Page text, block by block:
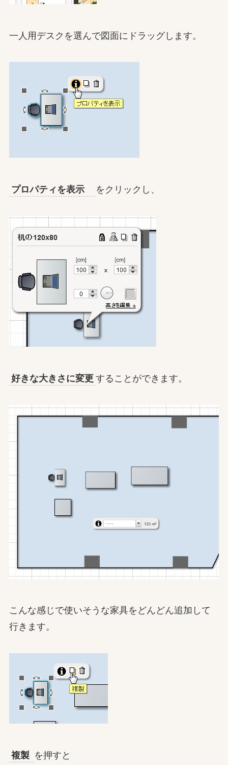
一人用デスクを選んで図面にドラッグします。
プロパティを表示 をクリックし、
好きな大きさに変更 することができます。
こんな感じで使いそうな家具をどんどん追加して
行きます。
複製 を押すと